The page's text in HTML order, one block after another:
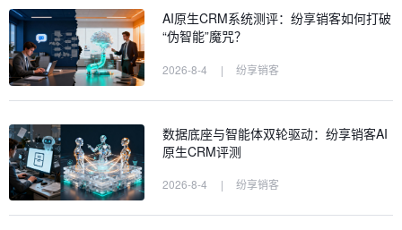
AI原生CRM系统测评：纷享销客如何打破
“伪智能”魔咒？
2026-8-4 | 纷享销客
数据底座与智能体双轮驱动：纷享销客AI
原生CRM评测
2026-8-4 | 纷享销客